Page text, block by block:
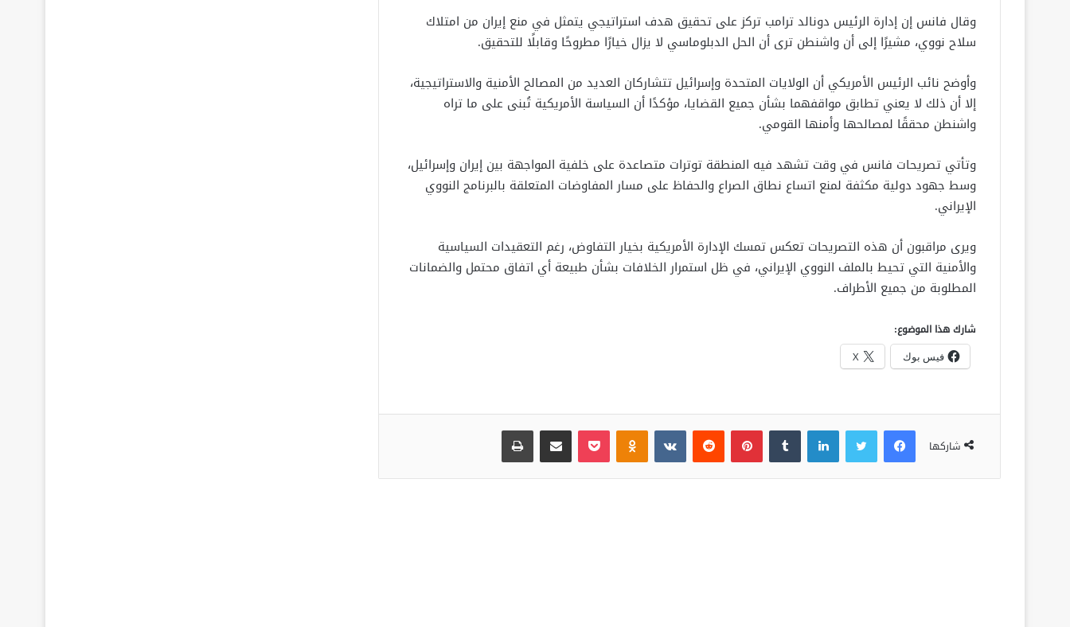
وقال فانس إن إدارة الرئيس دونالد ترامب تركز على تحقيق هدف استراتيجي يتمثل في منع إيران من امتلاك
سلاح نووي، مشيرًا إلى أن واشنطن ترى أن الحل الدبلوماسي لا يزال خيارًا مطروحًا وقابلًا للتحقيق.
وأوضح نائب الرئيس الأمريكي أن الولايات المتحدة وإسرائيل تتشاركان العديد من المصالح الأمنية والاستراتيجية،
إلا أن ذلك لا يعني تطابق مواقفهما بشأن جميع القضايا، مؤكدًا أن السياسة الأمريكية تُبنى على ما تراه
واشنطن محققًا لمصالحها وأمنها القومي.
وتأتي تصريحات فانس في وقت تشهد فيه المنطقة توترات متصاعدة على خلفية المواجهة بين إيران وإسرائيل،
وسط جهود دولية مكثفة لمنع اتساع نطاق الصراع والحفاظ على مسار المفاوضات المتعلقة بالبرنامج النووي
الإيراني.
ويرى مراقبون أن هذه التصريحات تعكس تمسك الإدارة الأمريكية بخيار التفاوض، رغم التعقيدات السياسية
والأمنية التي تحيط بالملف النووي الإيراني، في ظل استمرار الخلافات بشأن طبيعة أي اتفاق محتمل والضمانات
المطلوبة من جميع الأطراف.
شارك هذا الموضوع:
فيس بوك X
شاركها
فيسبوك لينكدإن بينتيريست بوكيت